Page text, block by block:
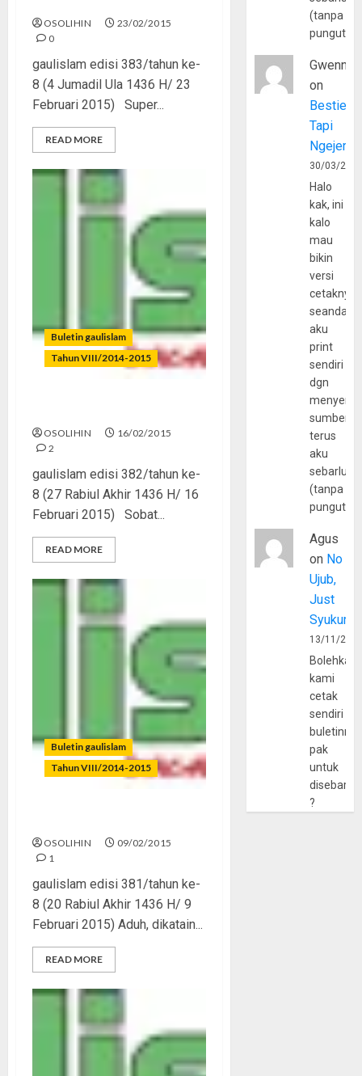
OSOLIHIN
23/02/2015
0
gaulislam edisi 383/tahun ke-
8 (4 Jumadil Ula 1436 H/ 23
Februari 2015) Super...
READ MORE
Buletin gaulislam
Tahun VIII/2014-2015
OSOLIHIN
16/02/2015
2
gaulislam edisi 382/tahun ke-
8 (27 Rabiul Akhir 1436 H/ 16
Februari 2015) Sobat...
READ MORE
Buletin gaulislam
Tahun VIII/2014-2015
OSOLIHIN
09/02/2015
1
gaulislam edisi 381/tahun ke-
8 (20 Rabiul Akhir 1436 H/ 9
Februari 2015) Aduh, dikatain...
READ MORE
(tanpa
Gwenny
on
Bestie
Tapi
30/03/
Halo
kak, ini
kalo
mau
bikin
versi
cetaknya
aku
print
sendiri
dgn
sumber
terus
aku
(tanpa
Agus
on No
Ujub,
Just
Syukur
13/11/
Bolehkah
kami
cetak
sendiri
pak
untuk
?